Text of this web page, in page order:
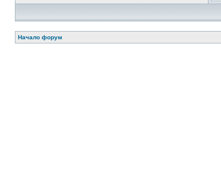
Начало форум